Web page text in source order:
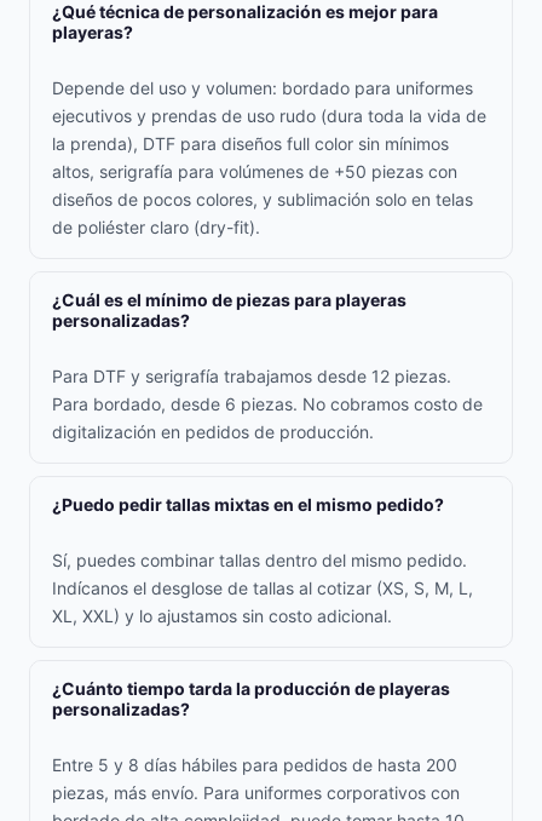
¿Qué técnica de personalización es mejor para
playeras?
Depende del uso y volumen: bordado para uniformes
ejecutivos y prendas de uso rudo (dura toda la vida de
la prenda), DTF para diseños full color sin mínimos
altos, serigrafía para volúmenes de +50 piezas con
diseños de pocos colores, y sublimación solo en telas
de poliéster claro (dry-fit).
¿Cuál es el mínimo de piezas para playeras
personalizadas?
Para DTF y serigrafía trabajamos desde 12 piezas.
Para bordado, desde 6 piezas. No cobramos costo de
digitalización en pedidos de producción.
¿Puedo pedir tallas mixtas en el mismo pedido?
Sí, puedes combinar tallas dentro del mismo pedido.
Indícanos el desglose de tallas al cotizar (XS, S, M, L,
XL, XXL) y lo ajustamos sin costo adicional.
¿Cuánto tiempo tarda la producción de playeras
personalizadas?
Entre 5 y 8 días hábiles para pedidos de hasta 200
piezas, más envío. Para uniformes corporativos con